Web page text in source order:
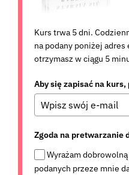
Kurs trwa 5 dni.
na podany poniżej
otrzymasz w ciągu 5
Aby się zapisać na
Zgoda na pretwarzanie
Wyrażam
podanych przeze mnie